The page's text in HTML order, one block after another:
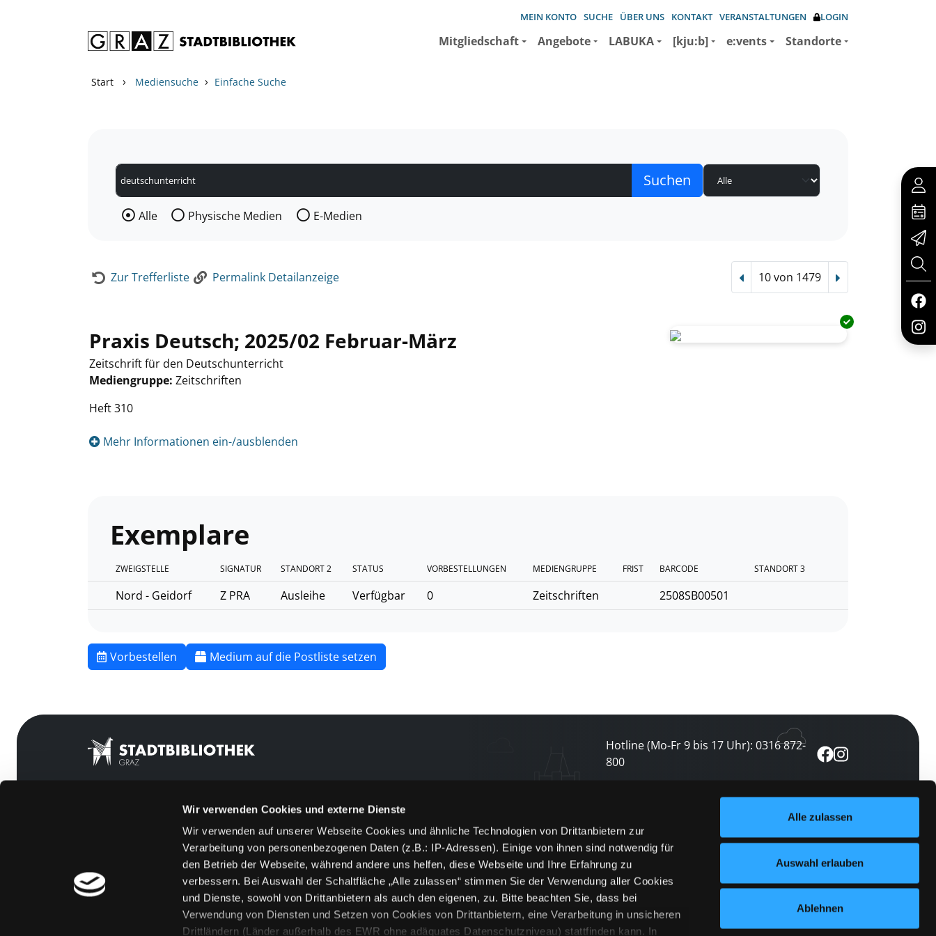
Wir verwenden Cookies und externe Dienste
Wir verwenden auf unserer Webseite Cookies und ähnliche Technologien von Drittanbietern zur
Verarbeitung von personenbezogenen Daten (z.B.: IP-Adressen). Einige von ihnen sind notwendig für
den Betrieb der Webseite, während andere uns helfen, diese Webseite und Ihre Erfahrung zu
verbessern. Bei Auswahl der Schaltfläche „Alle zulassen“ stimmen Sie der Verwendung aller Cookies
und Dienste, sowohl von Drittanbietern als auch den eigenen, zu. Bitte beachten Sie, dass bei
Verwendung von Diensten und Setzen von Cookies von Drittanbietern, eine Verarbeitung in unsicheren
Drittländern (Länder außerhalb des EWR ohne adäquates Datenschutzniveau) stattfinden kann. In
Alle zulassen
Auswahl erlauben
Ablehnen
MEIN KONTO SUCHE ÜBER UNS KONTAKT VERANSTALTUNGEN LOGIN
Mitgliedschaft Angebote LABUKA [kju:b] e:vents Standorte
Start › Mediensuche › Einfache Suche
Wählen Sie die Medienart nach der Sie suchen wollen.
Alle Physische Medien E-Medien
Zur Trefferliste Permalink Detailanzeige Vorheriger Treffer
10 von 1479 Nächster Treffer
Praxis Deutsch; 2025/02 Februar-März
Zeitschrift für den Deutschunterricht
Mediengruppe: Zeitschriften
Heft 310
Mehr Informationen ein-/ausblenden
Exemplare
ZWEIGSTELLE SIGNATUR STANDORT 2 STATUS VORBESTELLUNGEN MEDIENGRUPPE FRIST BARCODE STANDORT 3
Nord - Geidorf Z PRA Ausleihe Verfügbar 0 Zeitschriften 2508SB00501
Vorbestellen Medium auf die Postliste setzen
Hotline (Mo-Fr 9 bis 17 Uhr): 0316 872-
800
[kju:b]
Feedback
Kontakt
Über uns
Jobs
Medienwunsch
Newsletter abonnieren
und keine Veranstaltung verpassen
jetzt abonnieren